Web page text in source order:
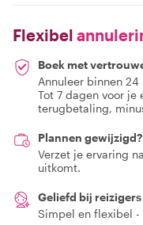
Flexibel
Boek met
Annuleer binnen
Tot 7 dagen voor je
terugbetaling,
Plannen gewijzigd?
Verzet je ervaring
uitkomt.
Geliefd bij
Simpel en flexibel -